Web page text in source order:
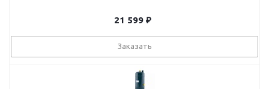
21 599₽
Заказать